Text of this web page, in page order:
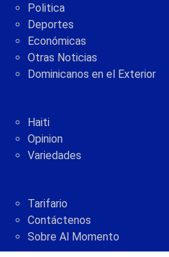
Politica
Deportes
Económicas
Otras Noticias
Dominicanos en el Exterior
Haiti
Opinion
Variedades
Tarifario
Contáctenos
Sobre Al Momento